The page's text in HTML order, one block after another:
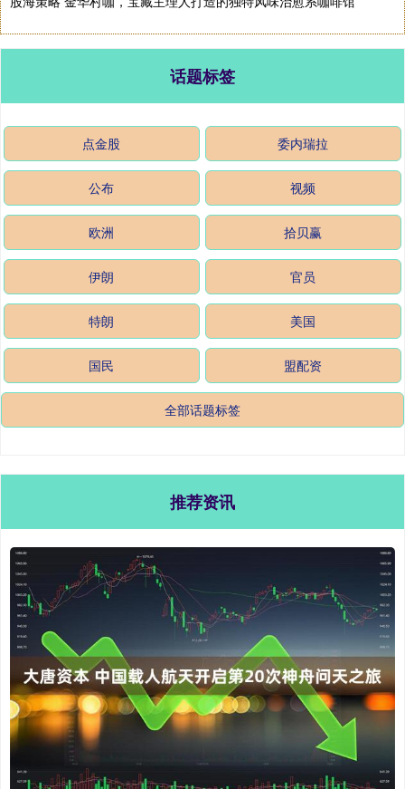
话题标签
点金股 委内瑞拉
公布 视频
欧洲 拾贝赢
伊朗 官员
特朗 美国
国民 盟配资
全部话题标签
推荐资讯